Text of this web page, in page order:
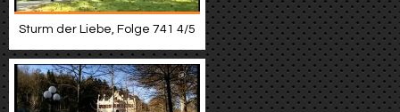
Sturm der Liebe, Folge 741 4/5